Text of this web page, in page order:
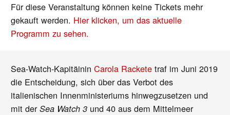
Für diese Veranstaltung können keine Tickets mehr
gekauft werden. Hier klicken, um das aktuelle
Programm zu sehen.
Sea-Watch-KapitäininCarola Rackete traf im Juni 2019
die Entscheidung, sich über das Verbot des
italienischen Innenministeriums hinwegzusetzen und
mit derSea Watch 3 und 40 aus dem Mittelmeer